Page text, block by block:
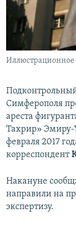
ПОБЕДИТЕЛЕЙ НЕ
УКРАИНСКАЯ
ПРИСОЕДИНЯЙТЕСЬ!
Иллюстрационное
Симферополя
ареста
Тахрир» Эмиру-
февраля 2017
корреспондент
Накануне
направили на
экспертизу.